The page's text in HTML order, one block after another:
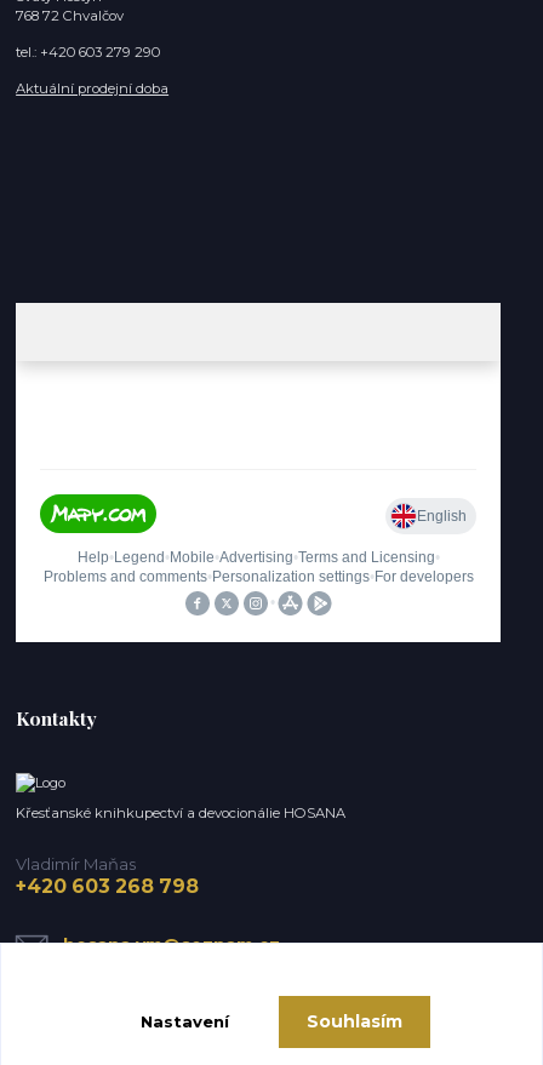
768 72 Chvalčov
tel.: +420 603 279 290
Aktuální prodejní doba
Kontakty
Křesťanské knihkupectví a devocionálie HOSANA
Vladimír Maňas
+420 603 268 798
hosana.vm@seznam.cz
Nastavení Souhlasím